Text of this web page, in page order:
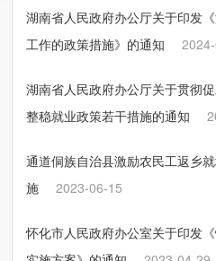
湖南省人民政府办公厅关于印发
工作的政策措施》的通知
湖南省人民政府办公厅关于贯彻
整稳就业政策若干措施的通知
通道侗族自治县激励农民工返乡
施
2023-06-15
怀化市人民政府办公室关于印发